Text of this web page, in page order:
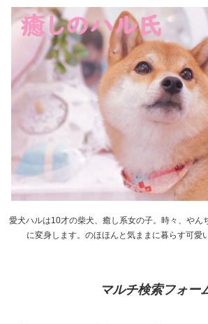
愛犬ハルは10才の柴犬、癒し系女の子。時々、やん
に変身します。のほほんと気ままに暮らす可愛
マルチ検索フォー